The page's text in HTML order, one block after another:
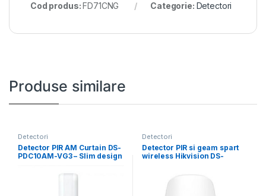
Cod produs:FD71CNG Categorie: Detectori
Produse similare
Detectori
Detector PIR AM Curtain DS-
PDC10AM-VG3 – Slim design
Detectori
Detector PIR si geam spart
wireless Hikvision DS-